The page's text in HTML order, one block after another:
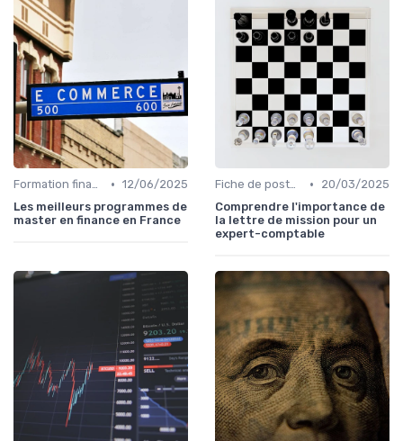
Formation finance & upskilling • 12/06/2025
Les meilleurs programmes de
master en finance en France
Fiche de poste CFO & directions financières •
20/03/2025
Comprendre l'importance de
la lettre de mission pour un
expert-comptable